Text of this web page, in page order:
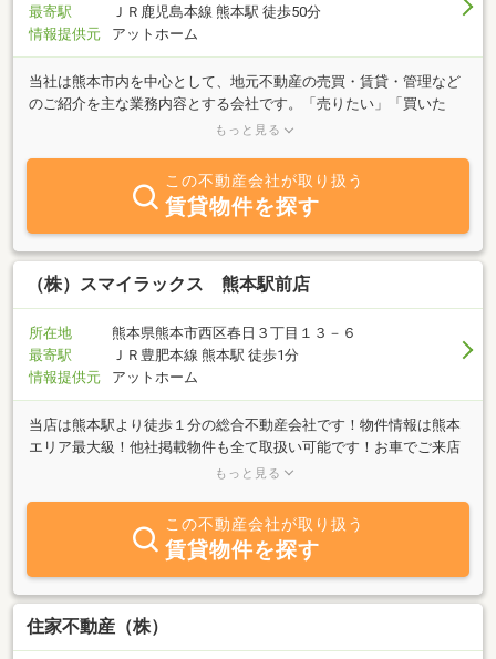
最寄駅
ＪＲ鹿児島本線 熊本駅 徒歩50分
情報提供元
アットホーム
当社は熊本市内を中心として、地元不動産の売買・賃貸・管理など
のご紹介を主な業務内容とする会社です。「売りたい」「買いた
い」「借りたい」ご希望の方、不動産に関する質問は何でもお気軽
もっと見る
この不動産会社が取り扱う
賃貸物件を探す
（株）スマイラックス 熊本駅前店
所在地
熊本県熊本市西区春日３丁目１３－６
最寄駅
ＪＲ豊肥本線 熊本駅 徒歩1分
情報提供元
アットホーム
当店は熊本駅より徒歩１分の総合不動産会社です！物件情報は熊本
エリア最大級！他社掲載物件も全て取扱い可能です！お車でご来店
の方にはお客様専用駐車場もございます。オシャレできれいな店内
す♪不動産知識豊富で、明るく楽しい営業社員が揃っております！
不動産会社に行くのも緊張すると思いますが、まずは『スマイラッ
クス熊本駅前店』へお気軽にご来店下さい！
もっと見る
この不動産会社が取り扱う
賃貸物件を探す
住家不動産（株）